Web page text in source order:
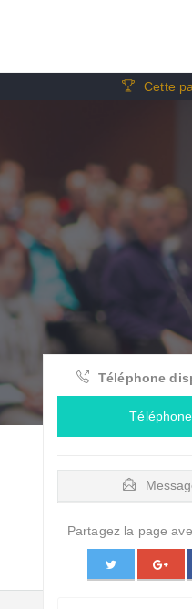
Cette
Téléphone
Téléphone
Partagez la page